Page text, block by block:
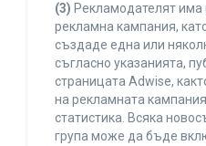
(3) Рекламодателят има
рекламна кампания,
създаде една или
съгласно указанията,
страницата Adwise,
на рекламната
статистика. Всяка
група може да бъде